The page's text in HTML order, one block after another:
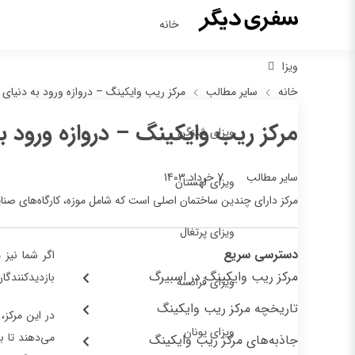
خانه
ویزا
ویزای شینگن
ویزای لهستان
ویزای پرتغال
ویزای فرانسه
ویزای یونان
خانه سایر مطالب مرکز ریب وایکینگ – دروازه ورود به
مرکز ریب وایکینگ – دروازه ورود
سایر مطالب 7 خرداد 1403
مرکز دارای چندین ساختمان اصلی است که شامل موزه، کارگاه‌های
دسترسی سریع
مرکز ریب وایکینگ در اسبیرگ
تاریخچه مرکز ریب وایکینگ
جاذبه‌های مرکز ریب وایکینگ
اگر شما
در این
می‌دهند تا